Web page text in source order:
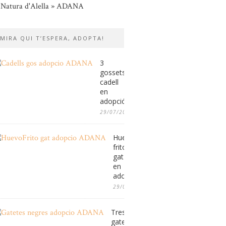
d'Alella » ADANA
MIRA QUI T’ESPERA, ADOPTA!
3
gossets
cadell
en
adopció
29/07/2026
Huevo
frito,
gat
en
adopció
29/07/2026
Tres
gatetes